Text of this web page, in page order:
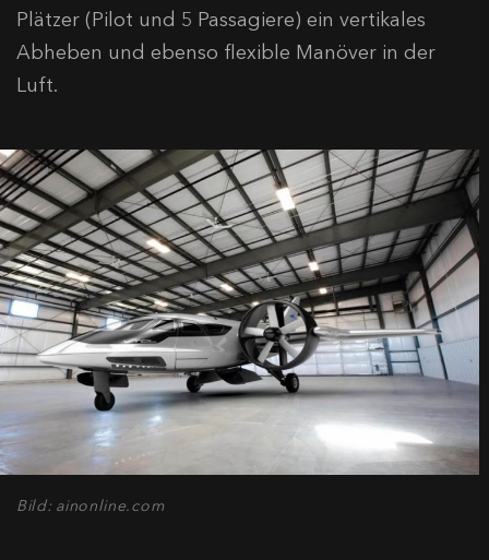
Plätzer (Pilot und 5 Passagiere) ein vertikales
Abheben und ebenso flexible Manöver in der
Luft.
Bild: ainonline.com